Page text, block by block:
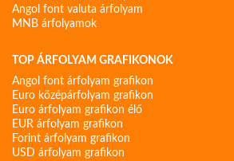
Angol font valuta árfolyam
MNB árfolyamok
TOP ÁRFOLYAM GRAFIKONOK
Angol font árfolyam grafikon
Euro középárfolyam grafikon
Euro árfolyam grafikon élő
EUR árfolyam grafikon
Forint árfolyam grafikon
USD árfolyam grafikon